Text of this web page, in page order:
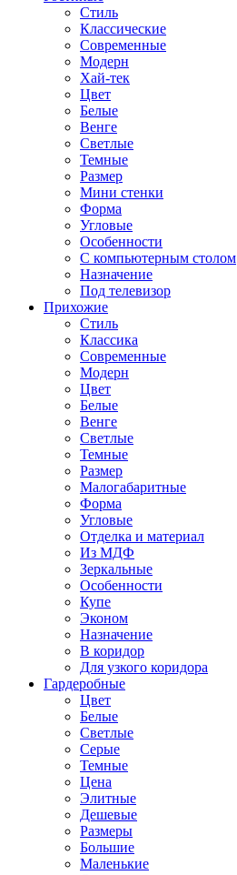
Стиль
Классические
Современные
Модерн
Хай-тек
Цвет
Белые
Венге
Светлые
Темные
Размер
Мини стенки
Форма
Угловые
Особенности
С компьютерным столом
Назначение
Под телевизор
Прихожие
Стиль
Классика
Современные
Модерн
Цвет
Белые
Венге
Светлые
Темные
Размер
Малогабаритные
Форма
Угловые
Отделка и материал
Из МДФ
Зеркальные
Особенности
Купе
Эконом
Назначение
В коридор
Для узкого коридора
Гардеробные
Цвет
Белые
Светлые
Серые
Темные
Цена
Элитные
Дешевые
Размеры
Большие
Маленькие